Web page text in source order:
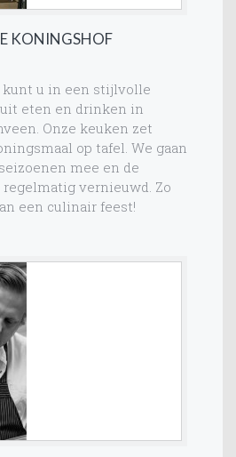
KONINGSHOF
kunt u in een stijlvolle
eten en drinken in
Onze keuken zet
op tafel. We gaan
mee en de
vernieuwd. Zo
een culinair feest!